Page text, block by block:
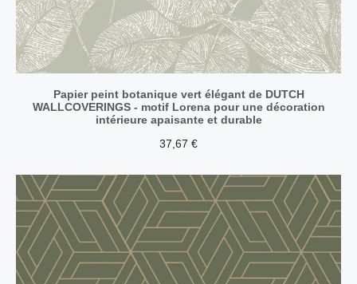
Papier peint botanique vert élégant de DUTCH
WALLCOVERINGS - motif Lorena pour une décoration
intérieure apaisante et durable
37,67 €